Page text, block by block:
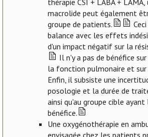
thérapie CSI + LABA +
macrolide peut également
groupe de patients.
balance avec les effets
d'un impact négatif sur la
Il n'y a pas de bénéfice
la fonction pulmonaire et
Enfin, il subsiste une
posologie et la durée de
ainsi qu'au groupe cible
bénéfice.
Une oxygénothérapie en